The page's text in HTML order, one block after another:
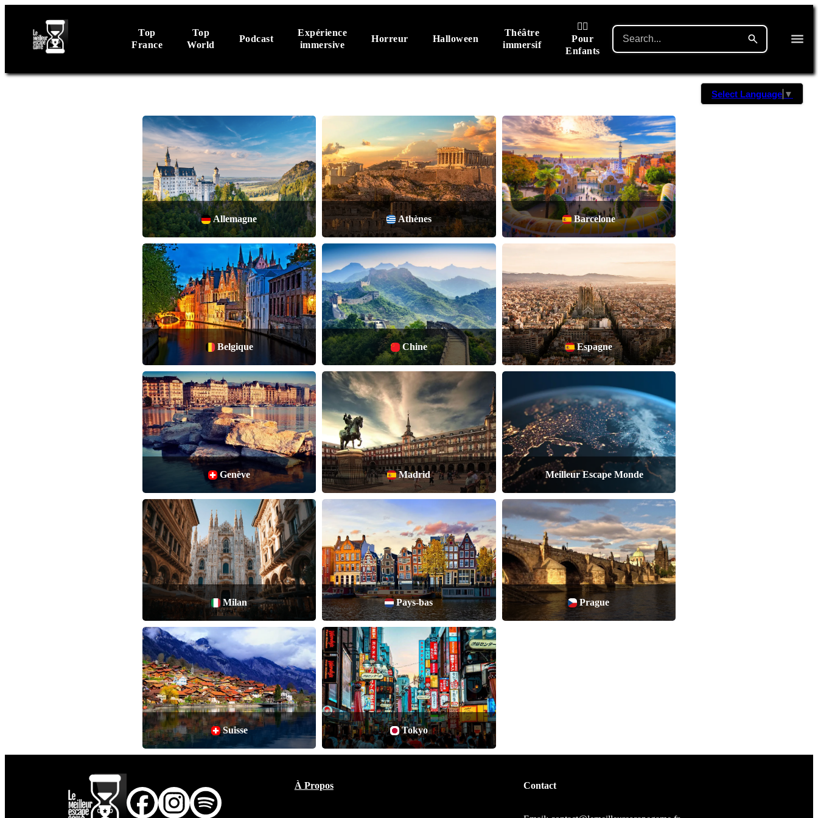
Top
France
Top
World
Podcast
Expérience
immersive
Horreur Halloween
Théâtre
immersif
🙋‍♂️
Pour
Enfants
Select Language ▼
Allemagne Athènes Barcelone
Belgique Chine Espagne
Genève Madrid Meilleur Escape Monde
Milan Pays-bas Prague
Suisse Tokyo
À Propos Contact